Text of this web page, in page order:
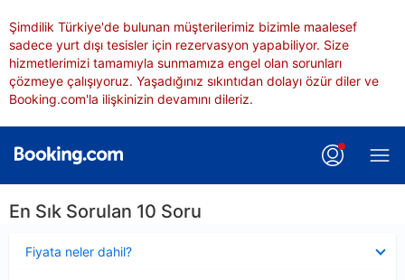
Şimdilik Türkiye'de bulunan müşterilerimiz bizimle maalesef
sadece yurt dışı tesisler için rezervasyon yapabiliyor. Size
hizmetlerimizi tamamıyla sunmamıza engel olan sorunları
çözmeye çalışıyoruz. Yaşadığınız sıkıntıdan dolayı özür diler ve
Booking.com'la ilişkinizin devamını dileriz.
En Sık Sorulan 10 Soru
Fiyata neler dahil?